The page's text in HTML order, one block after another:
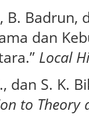
B. Badrun,
dan
Local
dan S. K.
to Theory